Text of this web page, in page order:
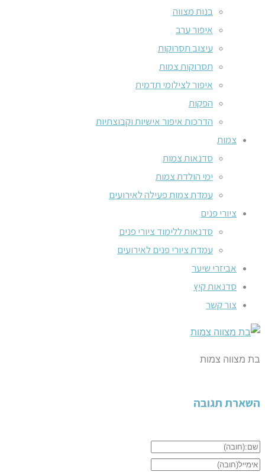
בנות מצווה
איפור ערב
עיצוב תסרוקות
תסרוקות צמות
איפור לצילומי תדמית
הפקות
הדרכות איפור אישיות וקבוצתיות
צמות
סדנאות צמות
ימי הולדת צמות
עמדת צמות פעילה לאירועים
ציורי פנים
סדנאות ללימוד ציורי פנים
עמדת ציורי פנים לאירועים
אביזרי שיער
סדנאות קיץ
צור קשר
בת מצווה צמות
השארת תגובה